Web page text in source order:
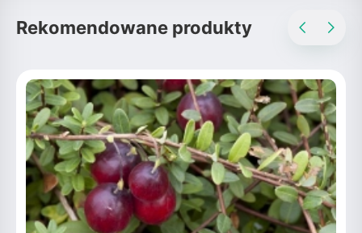
Rekomendowane produkty